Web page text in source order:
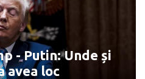
din politică
13 / 2025
- Putin: Unde și
avea loc